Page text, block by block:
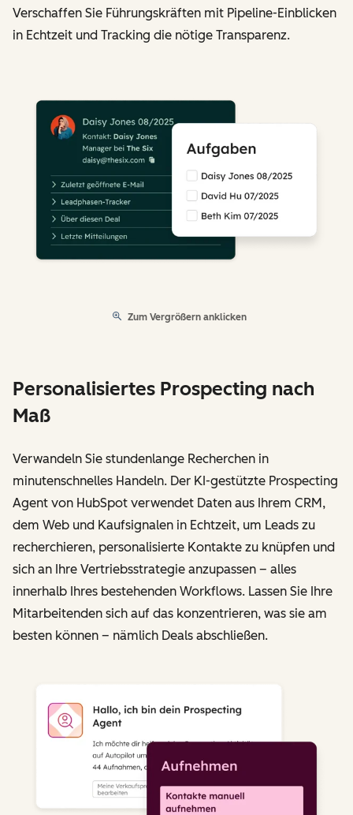
Verschaffen Sie Führungskräften mit Pipeline-Einblicken
in Echtzeit und Tracking die nötige Transparenz.
Zum Vergrößern anklicken
Personalisiertes Prospecting nach
Maß
Verwandeln Sie stundenlange Recherchen in
minutenschnelles Handeln. Der KI-gestützte Prospecting
Agent von HubSpot verwendet Daten aus Ihrem CRM,
dem Web und Kaufsignalen in Echtzeit, um Leads zu
recherchieren, personalisierte Kontakte zu knüpfen und
sich an Ihre Vertriebsstrategie anzupassen – alles
innerhalb Ihres bestehenden Workflows. Lassen Sie Ihre
Mitarbeitenden sich auf das konzentrieren, was sie am
besten können – nämlich Deals abschließen.